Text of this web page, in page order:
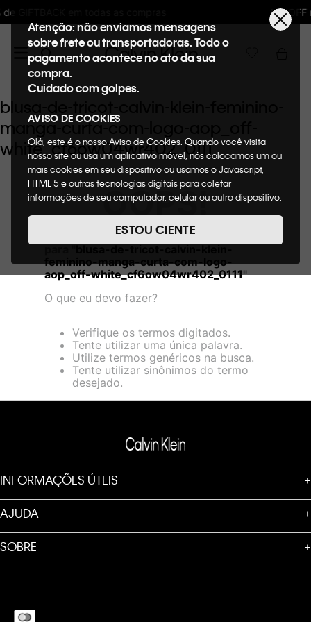
10%OFF na primeira compra :
Atenção: não enviamos mensagens
sobre frete ou transportadoras. Todo o
pagamento acontece no ato da sua
compra.
Cuidado com golpes.
AVISO DE COOKIES
Olá, este é o nosso Aviso de Cookies. Quando você visita
nosso site ou usa um aplicativo móvel, nós colocamos um ou
mais cookies em seu dispositivo ou usamos o Javascript,
HTML 5 e outras tecnologias digitais para coletar
informações de seu computador, celular ou outro dispositivo.
de cookies, informaremos quais cookies usaremos e quais
suas funções. A forma como processamos os dados
nosso Aviso de Privacidade. Quando você visita nosso site,
consideraremos isso como sua solicitação específica para
fornecer a você toda a funcionalidade do site, incluindo,
entre outros, a capacidade de comprar um item em nossa
Cookies acesse o link.
ESTOU CIENTE
blusa-de-tricot-calvin-klein-feminino-
manga-curta-com-logo-aop_off-
white_cf6ow04wr402_0111
OOPS!
Não encontramos nenhum resultado
feminino-manga-curta-com-logo-
aop_off-white_cf6ow04wr402_0111"
O que eu devo fazer?
Verifique os termos digitados.
Tente utilizar uma única palavra.
Utilize termos genéricos na busca.
Tente utilizar sinônimos do termo
desejado.
INFORMAÇÕES ÚTEIS +
AJUDA +
SOBRE +